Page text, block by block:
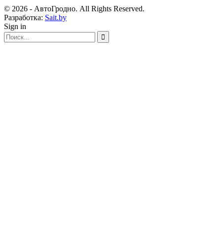
© 2026 - АвтоГродно. All Rights Reserved.
Разработка: Sait.by
Sign in